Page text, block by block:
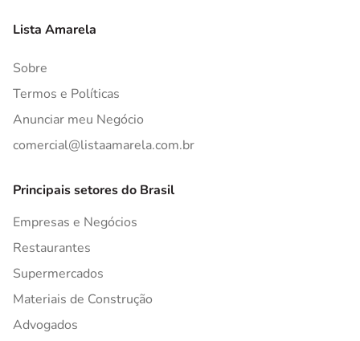
Lista Amarela
Sobre
Termos e Políticas
Anunciar meu Negócio
comercial@listaamarela.com.br
Principais setores do Brasil
Empresas e Negócios
Restaurantes
Supermercados
Materiais de Construção
Advogados